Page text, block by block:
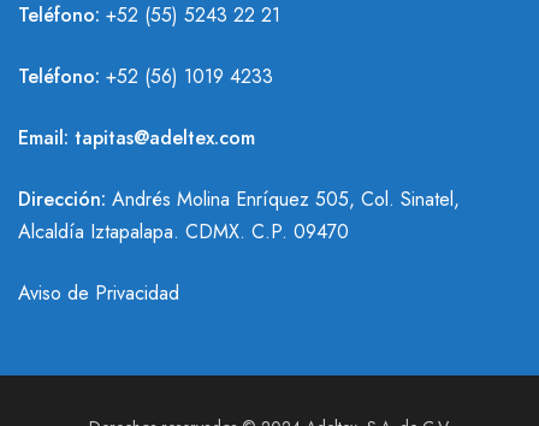
Teléfono: +52 (55) 5243 22 21
Teléfono: +52 (56) 1019 4233
Email: tapitas@adeltex.com
Dirección: Andrés Molina Enríquez 505, Col. Sinatel,
Alcaldía Iztapalapa. CDMX. C.P. 09470
Aviso de Privacidad